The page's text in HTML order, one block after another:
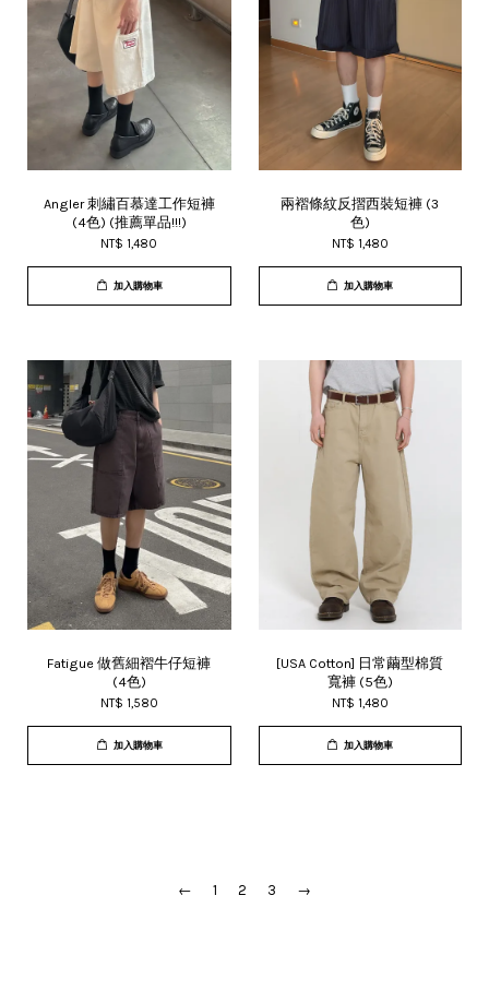
Angler 刺繡百慕達工作短褲
(4色) (推薦單品!!!)
NT$ 1,480
加入購物車
兩褶條紋反摺西裝短褲 (3
色)
NT$ 1,480
加入購物車
Fatigue 做舊細褶牛仔短褲
(4色)
NT$ 1,580
加入購物車
[USA Cotton] 日常繭型棉質
寬褲 (5色)
NT$ 1,480
加入購物車
← 1 2 3 →